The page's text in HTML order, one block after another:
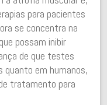
para pacientes
se concentra na
possam inibir
de que testes
em humanos,
tratamento para